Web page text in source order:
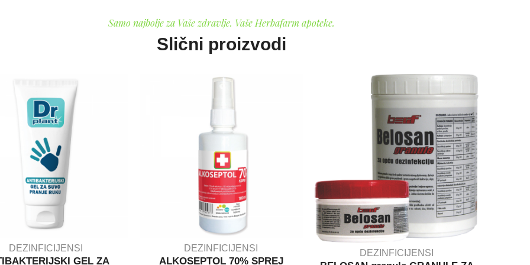
Samo najbolje za Vaše zdravlje. Vaše Herbafarm apoteke.
Slični proizvodi
DEZINFICIJENSI
GEL ZA
DEZINFICIJENSI
ALKOSEPTOL 70% SPREJ
DEZINFICIJENSI